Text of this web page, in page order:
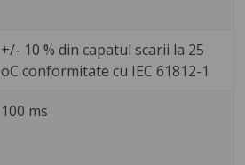
+/- 10 % din capatul scarii la 25
oC conformitate cu IEC 61812-1
100 ms